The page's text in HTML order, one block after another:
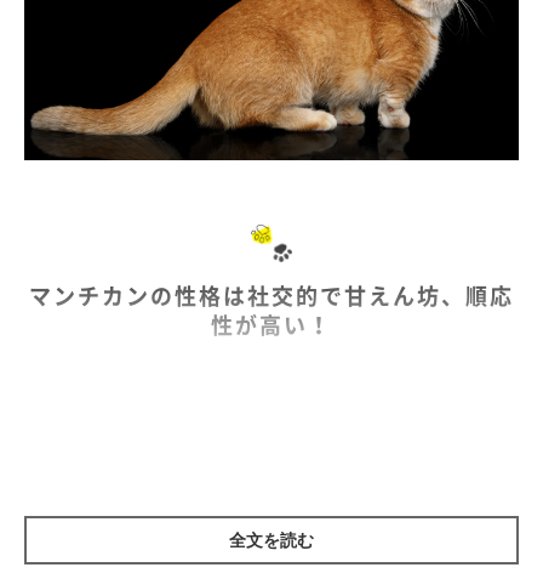
マンチカンの性格は社交的で甘えん坊、順応
性が高い！
マンチカンの性格｜活発で社交的
全文を読む